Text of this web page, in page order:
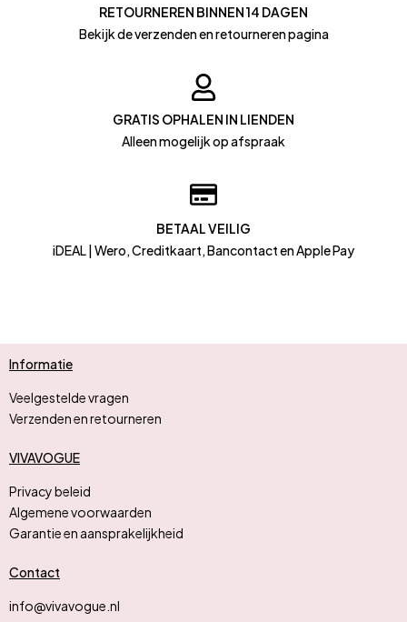
RETOURNEREN BINNEN 14 DAGEN
Bekijk de verzenden en retourneren pagina
GRATIS OPHALEN IN LIENDEN
Alleen mogelijk op afspraak
BETAAL VEILIG
iDEAL | Wero, Creditkaart, Bancontact en Apple Pay
Informatie
Veelgestelde vragen
Verzenden en retourneren
VIVAVOGUE
Privacy beleid
Algemene voorwaarden
Garantie en aansprakelijkheid
Contact
info@vivavogue.nl